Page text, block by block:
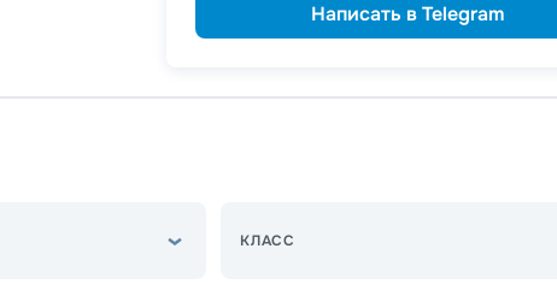
Написать в Telegram
КЛАСС